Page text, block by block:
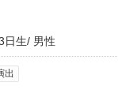
日生 男性
出